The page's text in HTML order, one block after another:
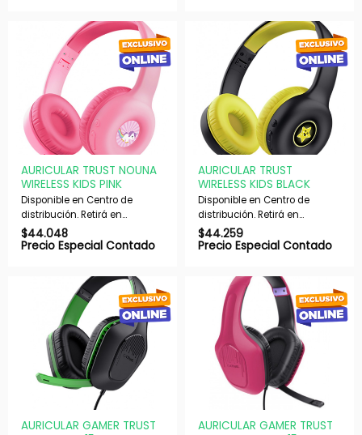
AURICULAR TRUST NOUNA
WIRELESS KIDS PINK
Disponible en Centro de
distribución. Retirá en
nuestras sucursales en 48 hs
hábiles. Si es con envío,
$44.048
Precio Especial Contado
AURICULAR TRUST
WIRELESS KIDS BLACK
Disponible en Centro de
distribución. Retirá en
nuestras sucursales en 48 hs
hábiles. Si es con envío,
$44.259
Precio Especial Contado
AURICULAR GAMER TRUST
AURICULAR GAMER TRUST